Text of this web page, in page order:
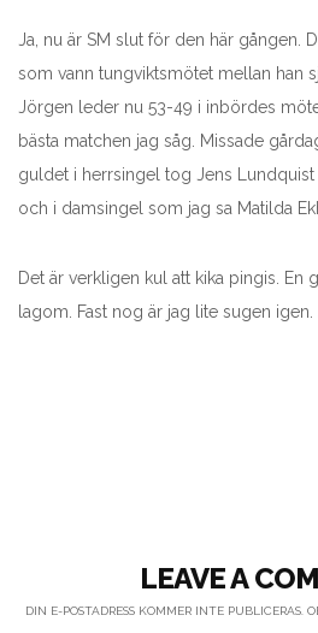
Ja, nu är SM slut för den här gången.
som vann tungviktsmötet mellan han
Jörgen leder nu 53-49 i inbördes
bästa matchen jag såg. Missade
guldet i herrsingel tog Jens
och i damsingel som jag sa Matilda
Det är verkligen kul att kika pingis. En
lagom. Fast nog är jag lite sugen igen.
LEAVE A
DIN E-POSTADRESS KOMMER INTE PUBLICERAS.